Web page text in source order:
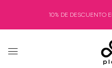
10% DE DESCUENTO